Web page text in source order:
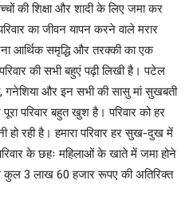
की शिक्षा और शादी के लिए जमा कर
का जीवन यापन करने वाले मरार
आर्थिक समृद्धि और तरक्की का एक
की सभी बहुएं पढ़ी लिखी है। पटेल
गनेशिया और इन सभी की सासु मां सुखबती
परिवार बहुत खुश है। परिवार को हर
हो रही है। हमारा परिवार हर सुख-दुख में
के छहः महिलाओं के खाते में जमा होने
कुल 3 लाख 60 हजार रूपए की अतिरिक्त